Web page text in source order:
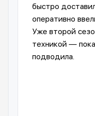
быстро
оперативно
Уже второй
техникой —
подводила.